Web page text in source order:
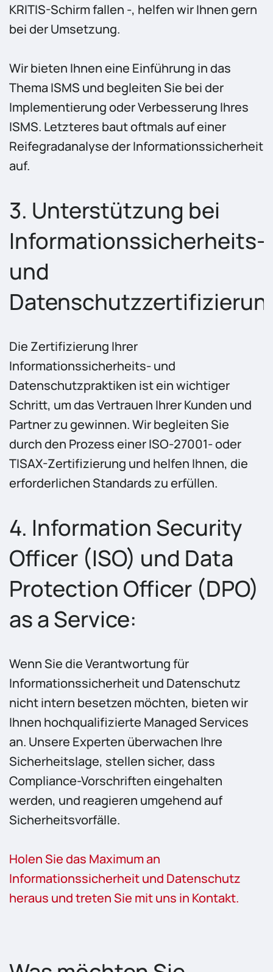
KRITIS-Schirm fallen -, helfen wir Ihnen gern
bei der Umsetzung.
Wir bieten Ihnen eine Einführung in das
Thema ISMS und begleiten Sie bei der
Implementierung oder Verbesserung Ihres
ISMS. Letzteres baut oftmals auf einer
Reifegradanalyse der Informationssicherheit
auf.
3. Unterstützung bei
Informationssicherheits-
und
Die Zertifizierung Ihrer
Informationssicherheits- und
Datenschutzpraktiken ist ein wichtiger
Schritt, um das Vertrauen Ihrer Kunden und
Partner zu gewinnen. Wir begleiten Sie
durch den Prozess einer ISO-27001- oder
TISAX-Zertifizierung und helfen Ihnen, die
erforderlichen Standards zu erfüllen.
4. Information Security
Officer (ISO) und Data
Protection Officer (DPO)
as a Service:
Wenn Sie die Verantwortung für
Informationssicherheit und Datenschutz
nicht intern besetzen möchten, bieten wir
Ihnen hochqualifizierte Managed Services
an. Unsere Experten überwachen Ihre
Sicherheitslage, stellen sicher, dass
Compliance-Vorschriften eingehalten
werden, und reagieren umgehend auf
Sicherheitsvorfälle.
Holen Sie das Maximum an
Informationssicherheit und Datenschutz
heraus und treten Sie mit uns in Kontakt.